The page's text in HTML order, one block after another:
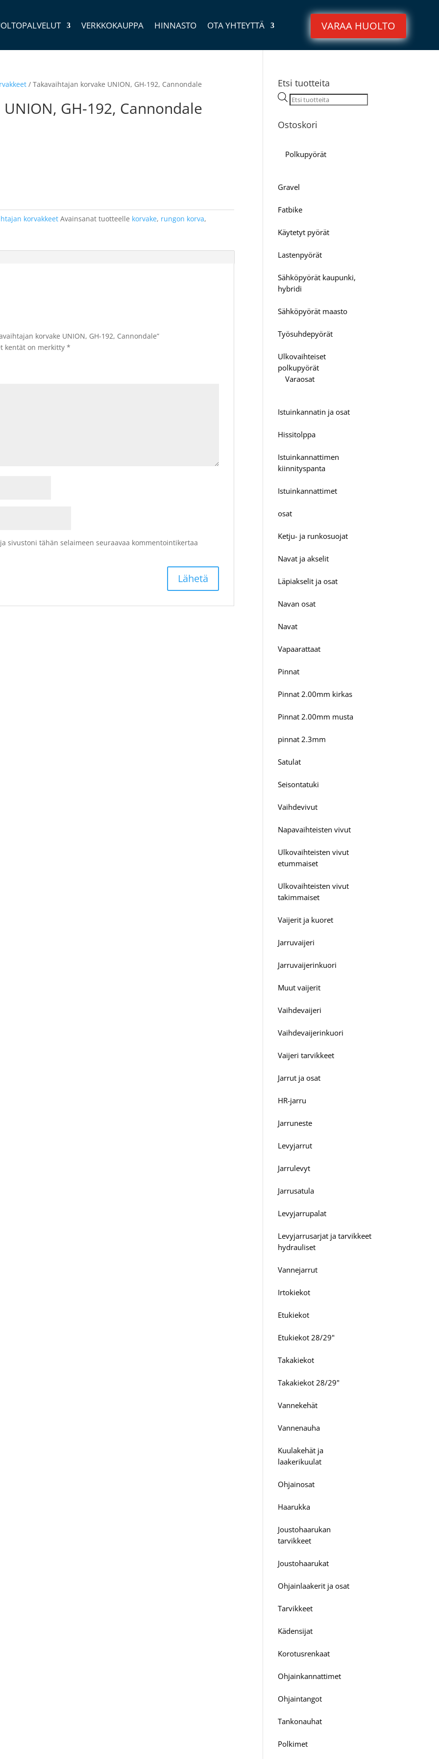
VERKKOKAUPPA HINNASTO OTA YHTEYTTÄ VARAA HUOLTO
/ Takavaihtajan korvake UNION, GH-192, Cannondale
GH-192, Cannondale
korvakkeet Avainsanat tuotteelle korvake, rungon korva,
korvake UNION, GH-192, Cannondale”
kentät on merkitty*
sivustoni tähän selaimeen seuraavaa kommentointikertaa
Etsi tuotteita
Products
search
Ostoskori
Polkupyörät
Gravel
Fatbike
Käytetyt pyörät
Lastenpyörät
Sähköpyörät kaupunki,
hybridi
Sähköpyörät maasto
Työsuhdepyörät
Ulkovaihteiset
polkupyörät
Varaosat
Istuinkannatin ja osat
Hissitolppa
Istuinkannattimen
kiinnityspanta
Istuinkannattimet
osat
Ketju- ja runkosuojat
Navat ja akselit
Läpiakselit ja osat
Navan osat
Navat
Vapaarattaat
Pinnat
Pinnat 2.00mm kirkas
Pinnat 2.00mm musta
pinnat 2.3mm
Satulat
Seisontatuki
Vaihdevivut
Napavaihteisten vivut
Ulkovaihteisten vivut
etummaiset
Ulkovaihteisten vivut
takimmaiset
Vaijerit ja kuoret
Jarruvaijeri
Jarruvaijerinkuori
Muut vaijerit
Vaihdevaijeri
Vaihdevaijerinkuori
Vaijeri tarvikkeet
Jarrut ja osat
HR-jarru
Jarruneste
Levyjarrut
Jarrulevyt
Jarrusatula
Levyjarrupalat
Levyjarrusarjat ja tarvikkeet
hydrauliset
Vannejarrut
Irtokiekot
Etukiekot
Etukiekot 28/29"
Takakiekot
Takakiekot 28/29"
Vannekehät
Vannenauha
Kuulakehät ja
laakerikuulat
Ohjainosat
Haarukka
Joustohaarukan
tarvikkeet
Joustohaarukat
Ohjainlaakerit ja osat
Tarvikkeet
Kädensijat
Korotusrenkaat
Ohjainkannattimet
Ohjaintangot
Tankonauhat
Polkimet